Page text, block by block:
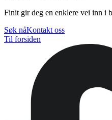
Finit gir deg en enklere vei inn i
Søk nåKontakt oss
Til forsiden